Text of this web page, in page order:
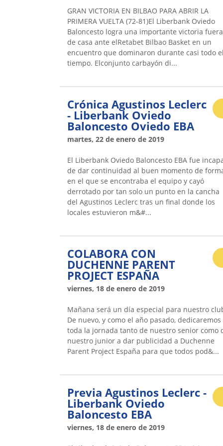
GRAN VICTORIA EN BILBAO PARA ABRIR LA
PRIMERA VUELTA (72-81)El Liberbank Oviedo
Baloncesto logra una importante victoria fuera
de casa ante elRetabet Bilbao Basket en un
encuentro que dominaron durante casi todo el
tiempo. Elconjunto carbayón di...
Crónica Agustinos Leclerc
- Liberbank Oviedo
Baloncesto Oviedo EBA
martes, 22 de enero de 2019
El Liberbank Oviedo Baloncesto EBA fue
de dar continuidad al buen momento de
en el que se encontraba el equipo y cayó
derrotado por tan solo un punto en la cancha
del Agustinos Leclerc tras un final donde los
locales estuvieron m&#...
COLABORA CON
DUCHENNE PARENT
PROJECT ESPAÑA
viernes, 18 de enero de 2019
Mañana será un día especial para nuestro
De nuevo, y como el año pasado, dedicaremos
toda la jornada tanto de nuestro senior como
nuestro junior a dar publicidad a Duchenne
Parent Project España para que todos pod&...
Previa Agustinos Leclerc -
Liberbank Oviedo
Baloncesto EBA
viernes, 18 de enero de 2019